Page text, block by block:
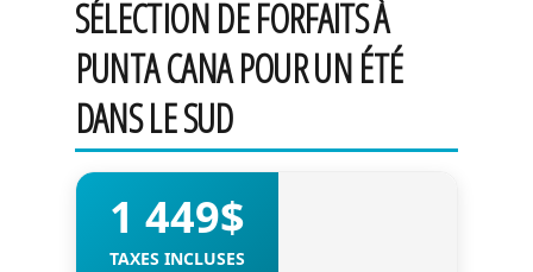
SÉLECTION DE FORFAITS À
PUNTA CANA POUR UN ÉTÉ
DANS LE SUD
1 449$
TAXES INCLUSES